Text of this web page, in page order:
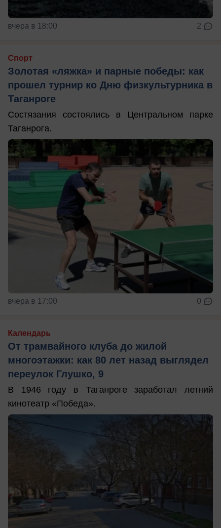
вчера в 18:00 2
Спорт
Золотая «ляжка» и парные победы: как
прошел турнир ко Дню физкультурника в
Таганроге
Состязания состоялись в Центральном парке
Таганрога.
вчера в 17:00 0
Календарь
От трамвайного клуба до жилой
многоэтажки: как 80 лет назад выглядел
переулок Глушко, 9
В 1946 году в Таганроге заработал летний
кинотеатр «Победа».